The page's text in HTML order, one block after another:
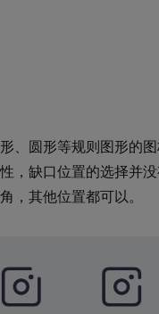
、圆形等规则图形的
，缺口位置的选择并没
，其他位置都可以。